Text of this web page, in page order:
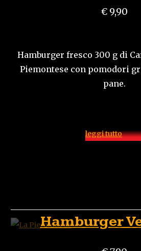
€ 9,90
Hamburger fresco 300 g di
Piemontese con pomodori
pane.
leggi tutto
Hamburger